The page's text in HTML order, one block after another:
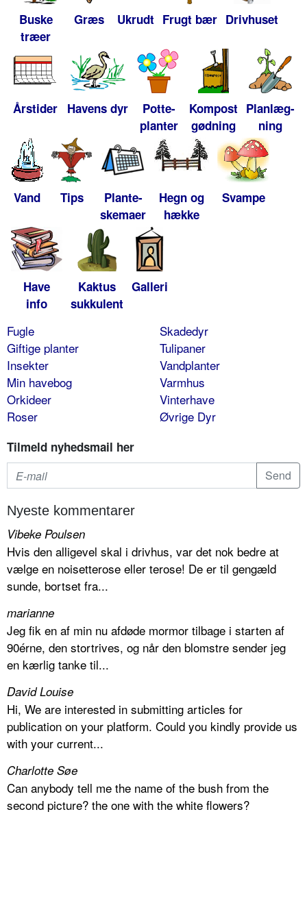
Buske
træer
Græs Ukrudt Frugt bær Drivhuset
Årstider Havens dyr
Potte-
planter
Kompost
gødning
Planlæg-
ning
Vand Tips
Plante-
skemaer
Hegn og
hække
Svampe
Have
info
Kaktus
sukkulent
Galleri
Fugle
Giftige planter
Insekter
Min havebog
Orkideer
Roser
Skadedyr
Tulipaner
Vandplanter
Varmhus
Vinterhave
Øvrige Dyr
Tilmeld nyhedsmail her
Nyeste kommentarer
Vibeke Poulsen
Hvis den alligevel skal i drivhus, var det nok bedre at
vælge en noisetterose eller terose! De er til gengæld
sunde, bortset fra...
marianne
Jeg fik en af min nu afdøde mormor tilbage i starten af
90érne, den stortrives, og når den blomstre sender jeg
en kærlig tanke til...
David Louise
Hi, We are interested in submitting articles for
publication on your platform. Could you kindly provide us
with your current...
Charlotte Søe
Can anybody tell me the name of the bush from the
second picture? the one with the white flowers?